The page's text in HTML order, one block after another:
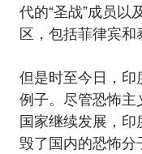
代的“圣战”成员以
区，包括菲律宾和
但是时至今日，印
例子。尽管恐怖
国家继续发展，
毁了国内的恐怖分